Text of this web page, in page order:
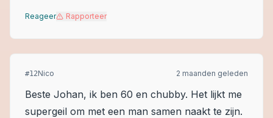
Reageer Rapporteer
#12Nico 2 maanden geleden
Beste Johan, ik ben 60 en chubby. Het lijkt me
supergeil om met een man samen naakt te zijn.